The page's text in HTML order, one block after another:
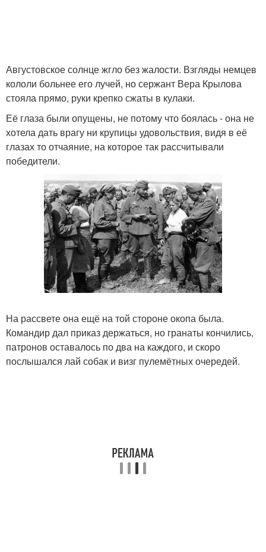
Августовское солнце жгло без жалости. Взгляды немцев
кололи больнее его лучей, но сержант Вера Крылова
стояла прямо, руки крепко сжаты в кулаки.
Её глаза были опущены, не потому что боялась - она не
хотела дать врагу ни крупицы удовольствия, видя в её
глазах то отчаяние, на которое так рассчитывали
победители.
На рассвете она ещё на той стороне окопа была.
Командир дал приказ держаться, но гранаты кончились,
патронов оставалось по два на каждого, и скоро
послышался лай собак и визг пулемётных очередей.